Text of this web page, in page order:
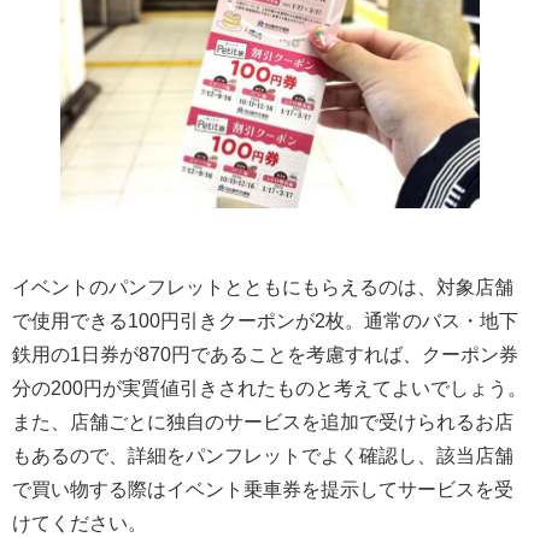
イベントのパンフレットとともにもらえるのは、対象店舗
で使用できる100円引きクーポンが2枚。通常のバス・地下
鉄用の1日券が870円であることを考慮すれば、クーポン券
分の200円が実質値引きされたものと考えてよいでしょう。
また、店舗ごとに独自のサービスを追加で受けられるお店
もあるので、詳細をパンフレットでよく確認し、該当店舗
で買い物する際はイベント乗車券を提示してサービスを受
けてください。